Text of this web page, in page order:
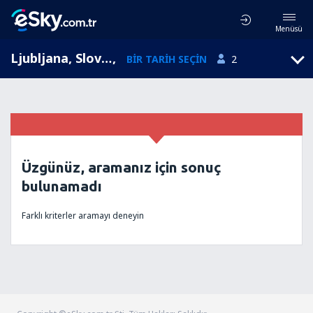
Menüsü
Ljubljana, Slovenya, BIR TARIH SEÇIN 2
Üzgünüz, aramanız için sonuç
bulunamadı
Farklı kriterler aramayı deneyin